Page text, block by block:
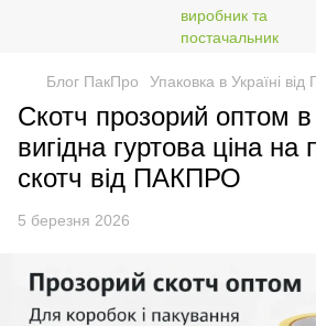
Блог ПакПро Упаковка в Україні
Скотч прозорий оптом
вигідна гуртова ціна на
скотч від ПАКПРО
5 березня 2026